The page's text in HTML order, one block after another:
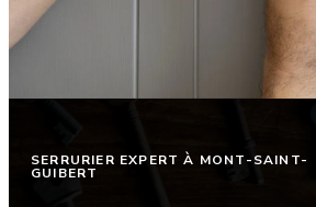
SERRURIER EXPERT À MONT-SAINT-
GUIBERT